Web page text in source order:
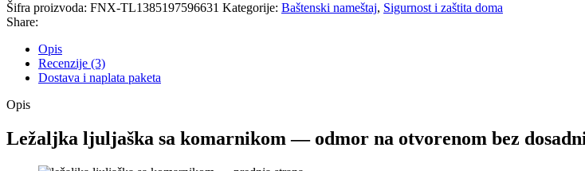
Šifra proizvoda: FNX-TL1385197596631 Kategorije: Baštenski nameštaj, Sigurnost i zaštita doma
Share:
Opis
Recenzije (3)
Dostava i naplata paketa
Opis
Ležaljka ljuljaška sa komarnikom — odmor na otvorenom bez